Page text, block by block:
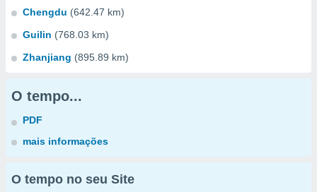
Chengdu (642.47 km)
Guilin (768.03 km)
Zhanjiang (895.89 km)
O tempo...
PDF
mais informações
O tempo no seu Site